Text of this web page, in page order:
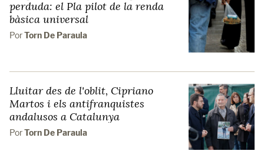
perduda: el Pla pilot de la renda
bàsica universal
PorTorn De Paraula
Lluitar des de l'oblit, Cipriano
Martos i els antifranquistes
andalusos a Catalunya
PorTorn De Paraula